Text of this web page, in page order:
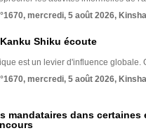
mercredi, 5 août 2026,
Shiku écoute
est un levier d'influence globale.
mercredi, 5 août 2026,
mandataires dans